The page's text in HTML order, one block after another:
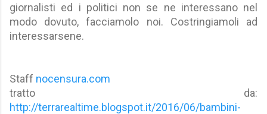
giornalisti ed i politici non se ne interessano nel
modo dovuto, facciamolo noi. Costringiamoli ad
interessarsene.
Staff nocensura.com
tratto da:
http://terrarealtime.blogspot.it/2016/06/bambini-